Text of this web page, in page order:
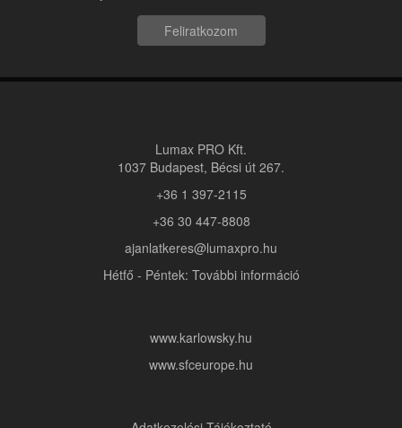
Feliratkozom
Lumax PRO Kft.
1037 Budapest, Bécsi út 267.
+36 1 397-2115
+36 30 447-8808
ajanlatkeres@lumaxpro.hu
Hétfő - Péntek: További információ
www.karlowsky.hu
www.sfceurope.hu